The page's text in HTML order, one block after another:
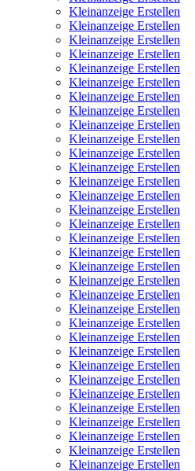
Kleinanzeige Erstellen
Kleinanzeige Erstellen
Kleinanzeige Erstellen
Kleinanzeige Erstellen
Kleinanzeige Erstellen
Kleinanzeige Erstellen
Kleinanzeige Erstellen
Kleinanzeige Erstellen
Kleinanzeige Erstellen
Kleinanzeige Erstellen
Kleinanzeige Erstellen
Kleinanzeige Erstellen
Kleinanzeige Erstellen
Kleinanzeige Erstellen
Kleinanzeige Erstellen
Kleinanzeige Erstellen
Kleinanzeige Erstellen
Kleinanzeige Erstellen
Kleinanzeige Erstellen
Kleinanzeige Erstellen
Kleinanzeige Erstellen
Kleinanzeige Erstellen
Kleinanzeige Erstellen
Kleinanzeige Erstellen
Kleinanzeige Erstellen
Kleinanzeige Erstellen
Kleinanzeige Erstellen
Kleinanzeige Erstellen
Kleinanzeige Erstellen
Kleinanzeige Erstellen
Kleinanzeige Erstellen
Kleinanzeige Erstellen
Kleinanzeige Erstellen